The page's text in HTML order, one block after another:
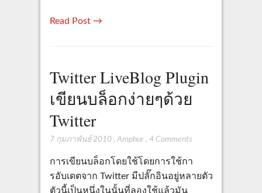
Read Post →
Twitter LiveBlog Plugin
เขียนบล็อกง่ายๆด้วย
Twitter
7 กุมภาพันธ์ 2010, Amphur, 4 Comments
การเขียนบล็อกโดยใช้โดยการใช้กา
รอับเดตจาก Twitter มีปลั๊กอินอยู่หลายตัว
ตัวนี้เป็นหนึ่งในนั้นที่ลองใช้แล้วมัน